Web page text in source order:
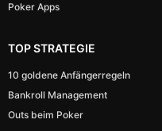
Poker Apps
TOP STRATEGIE
10 goldene Anfängerregeln
Bankroll Management
Outs beim Poker